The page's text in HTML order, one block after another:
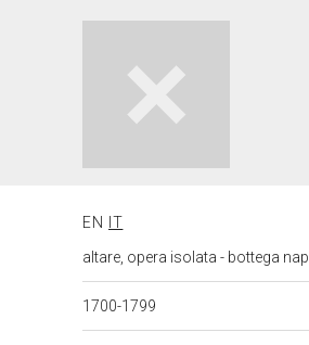
EN
IT
altare, opera isolata - bottega
1700-1799